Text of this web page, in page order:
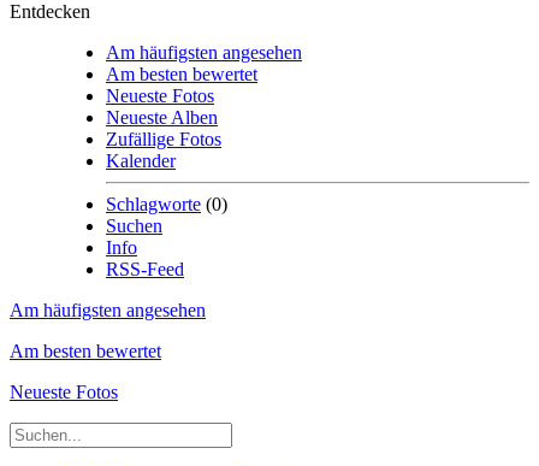
Entdecken
Am häufigsten angesehen
Am besten bewertet
Neueste Fotos
Neueste Alben
Zufällige Fotos
Kalender
Schlagworte (0)
Suchen
Info
RSS-Feed
Am häufigsten angesehen
Am besten bewertet
Neueste Fotos